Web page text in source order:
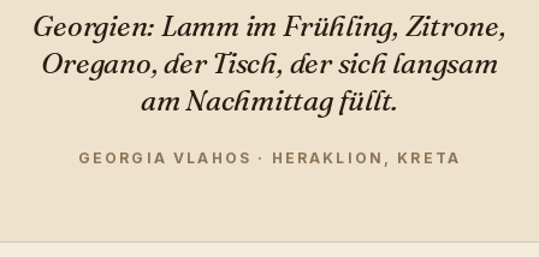
Georgien: Lamm im Frühling, Zitrone,
Oregano, der Tisch, der sich langsam
am Nachmittag füllt.
GEORGIA VLAHOS · HERAKLION, KRETA